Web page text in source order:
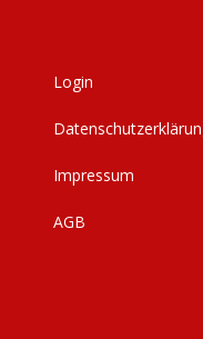
Login
Impressum
AGB